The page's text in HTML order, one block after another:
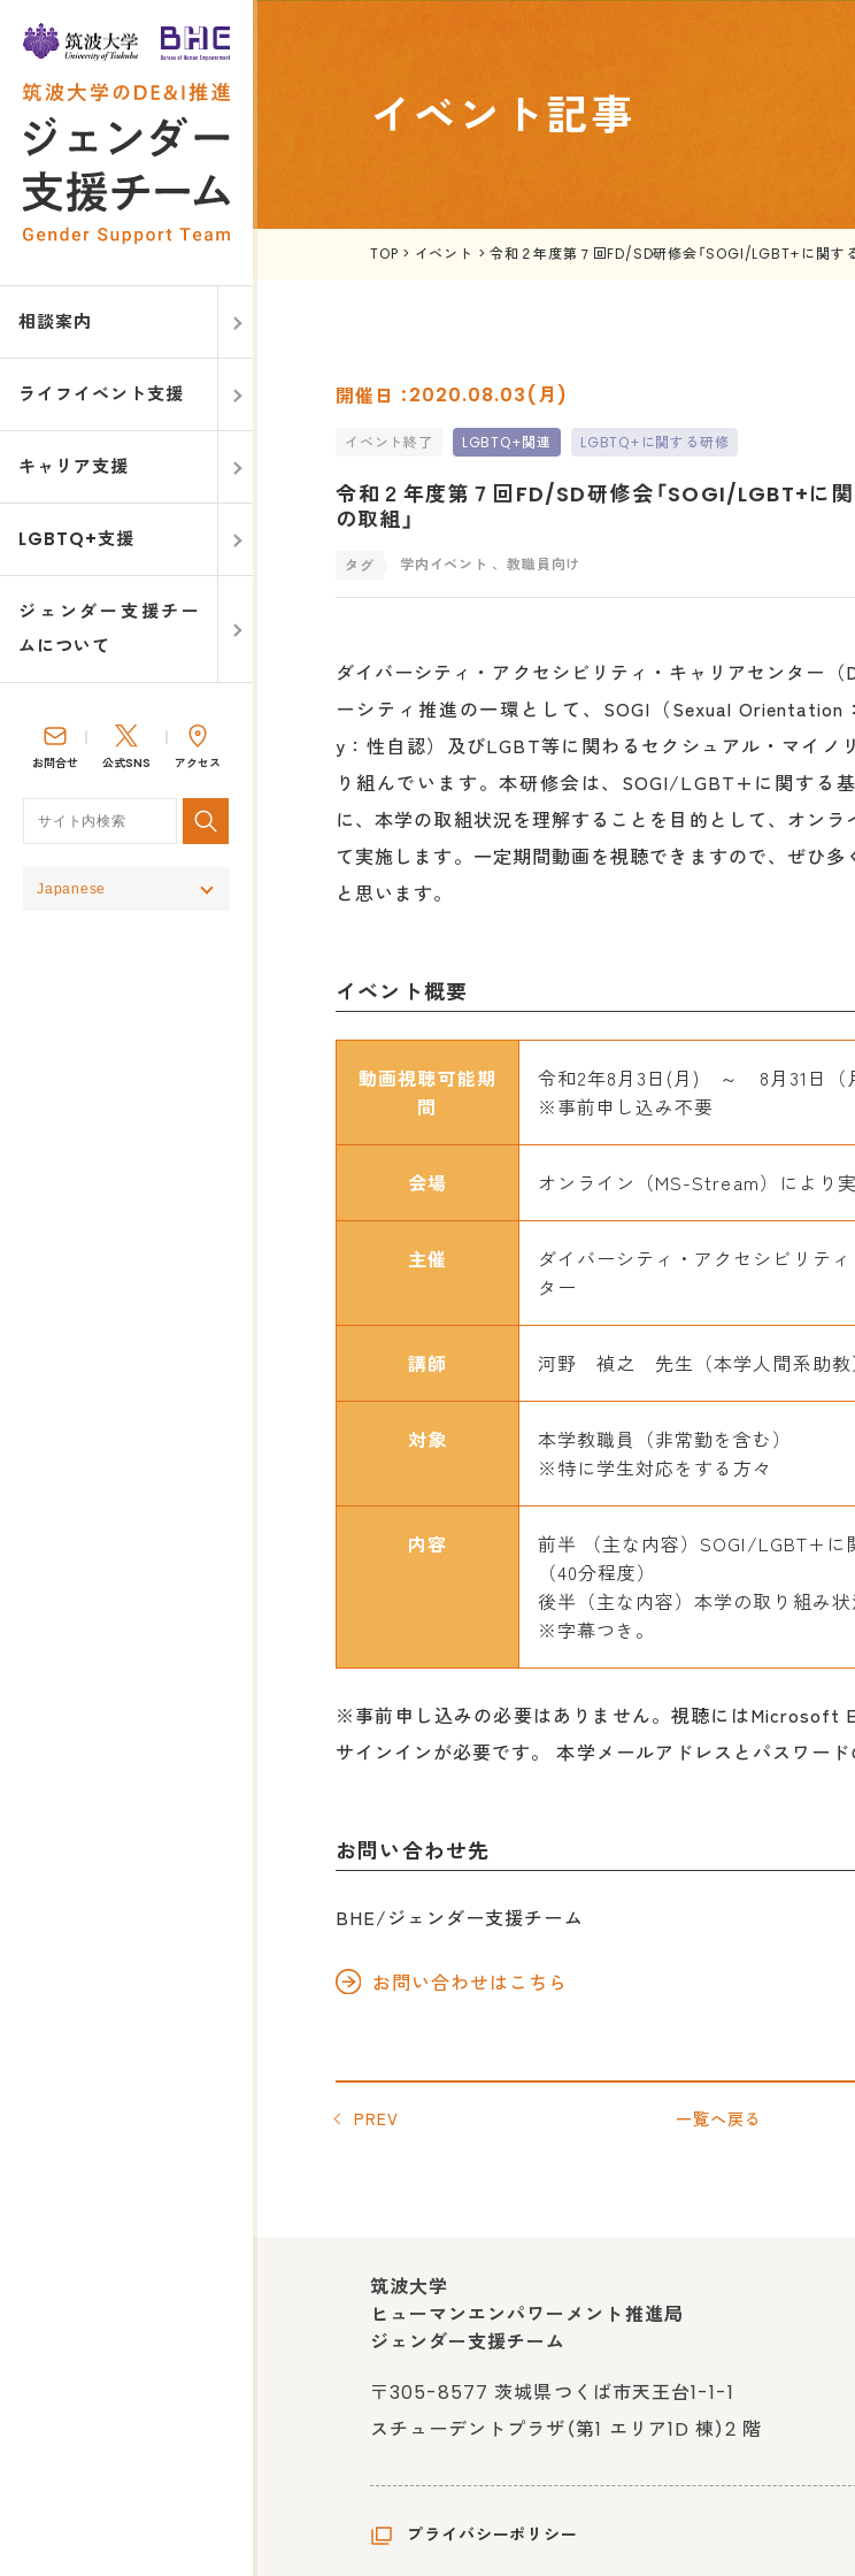
相談案内
ライフイベント支援
キャリア支援
LGBTQ+支援
ジェンダー支援チー
ムについて
お問合せ 公式SNS アクセス
イベント記事
TOP > イベント >令和２年度第７回FD/SD研修会「SOGI/LGBT+に関す
2020.08.03(月)
イベント終了 LGBTQ+関連 LGBTQ+に関する研修
令和２年度第７回FD/SD研修会「SOGI/LGBT+に
の取組」
学内イベント 、教職員向け
ダイバーシティ・アクセシビリティ・キャリアセンター（
ーシティ推進の一環として、SOGI（Sexual
y：性自認）及びLGBT等に関わるセクシュアル・マイノ
り組んでいます。本研修会は、SOGI/LGBT+に関する
に、本学の取組状況を理解することを目的として、オンラ
て実施します。一定期間動画を視聴できますので、ぜひ
と思います。
イベント概要
動画視聴可能期
間
令和2年8月3日(月) ～ 8月31日（
※事前申し込み不要
会場 オンライン（MS-Stream）により
主催
ダイバーシティ・アクセシビリテ
ター
講師 河野 禎之 先生（本学人間系助教
対象
本学教職員（非常勤を含む）
※特に学生対応をする方々
内容
前半 （主な内容）SOGI/LGBT+に
（40分程度）
後半（主な内容）本学の取り組み状
※字幕つき。
※事前申し込みの必要はありません。視聴にはMicrosoft
サインインが必要です。 本学メールアドレスとパスワード
お問い合わせ先
BHE/ジェンダー支援チーム
お問い合わせはこちら
PREV 一覧へ戻る
筑波大学
ヒューマンエンパワーメント推進局
ジェンダー支援チーム
〒305-8577 茨城県つくば市天王台1-1-1
スチューデントプラザ（第1 エリア1D 棟）2 階
プライバシーポリシー